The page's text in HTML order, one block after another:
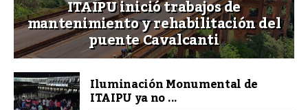
ITAIPU inició trabajos de
mantenimiento y rehabilitación del
puente Cavalcanti
Iluminación Monumental de
ITAIPU ya no ...